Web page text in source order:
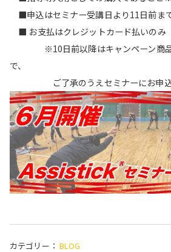
■申込はセミナー受講日より11日前ま
■ お支払はクレジットカード払いのみ
※10日前以降はキャンペーン商品
で、
ご了承のうえセミナーにお申込み
カテゴリー： BLOG